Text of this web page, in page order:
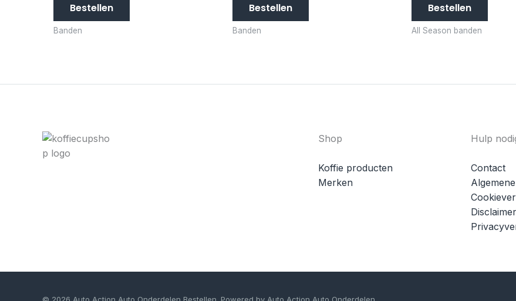
Bestellen
Banden
Bestellen
Banden
Bestellen
All Season banden
Shop
Koffie producten
Merken
Hulp
Contact
Disclaimer